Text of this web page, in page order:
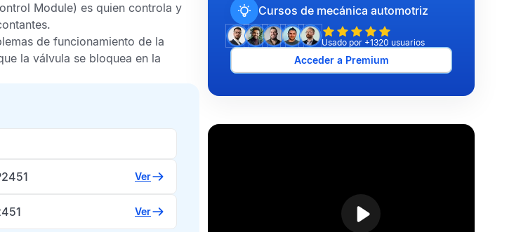
Module) es quien controla y
de funcionamiento de la
la válvula se bloquea en la
Ver
Ver
Cursos de mecánica automotriz
Usado por +1320 usuarios
Acceder a Premium